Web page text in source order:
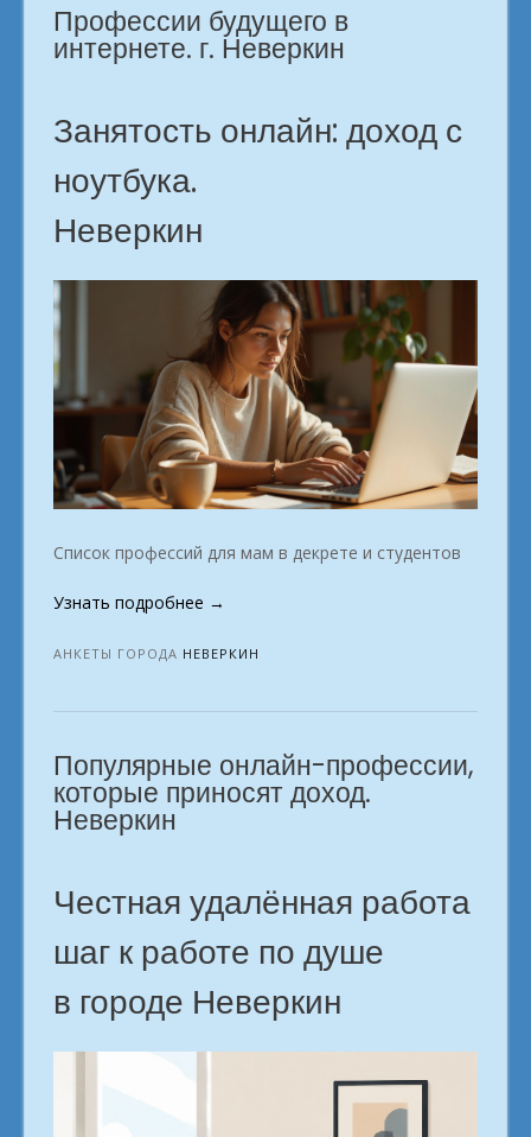
на
фрилансе
в
Профессии будущего в
интернете. г. Неверкин
Занятость онлайн: доход с
ноутбука.
Неверкин
Список профессий для мам в декрете и студентов
Узнать подробнее «Профессии
в
г.
→
АНКЕТЫ ГОРОДА НЕВЕРКИН
Популярные онлайн-профессии,
которые приносят доход.
Неверкин
Честная удалённая работа
шаг к работе по душе
в городе Неверкин